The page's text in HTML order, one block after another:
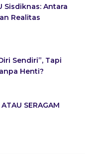
Sisdiknas: Antara
Realitas
Sendiri”, Tapi
Henti?
SERAGAM